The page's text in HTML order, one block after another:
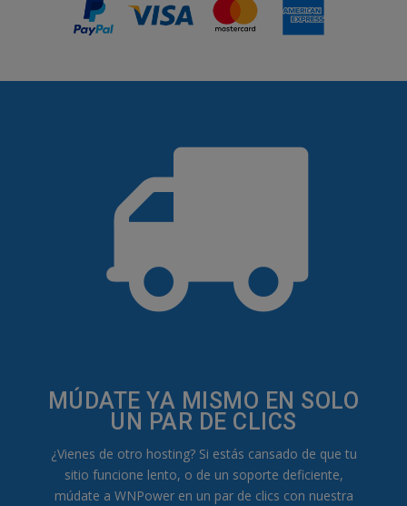
MÚDATE YA MISMO EN SOLO
UN PAR DE CLICS
¿Vienes de otro hosting? Si estás cansado de que tu
sitio funcione lento, o de un soporte deficiente,
múdate a WNPower en un par de clics con nuestra